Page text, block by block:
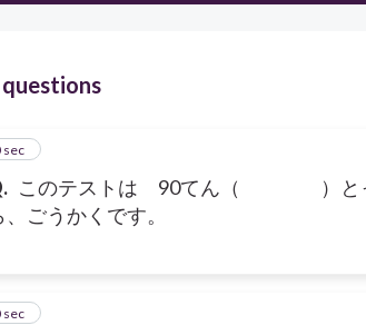
このテストは 90てん（ ）と
、ごうかくです。
sec
sec